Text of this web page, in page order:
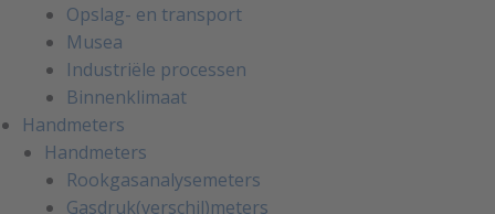
Opslag- en transport
Musea
Industriële processen
Binnenklimaat
Handmeters
Handmeters
Rookgasanalysemeters
Gasdruk(verschil)meters